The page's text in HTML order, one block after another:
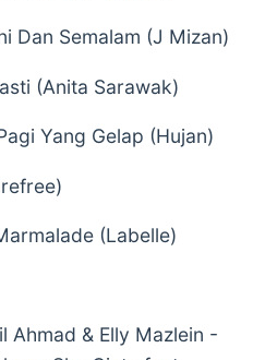
Dan Semalam (J Mizan)
(Anita Sarawak)
Yang Gelap (Hujan)
(Labelle)
Ahmad & Elly Mazlein -